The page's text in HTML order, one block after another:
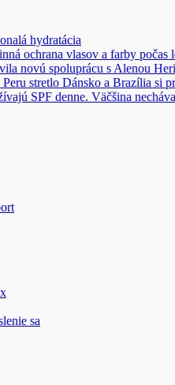
hydratácia
ochrana vlasov a farby počas
novú spoluprácu s Alenou
stretlo Dánsko a Brazília si
SPF denne. Väčšina
sa